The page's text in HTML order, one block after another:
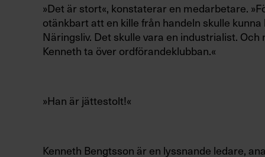
»Det är stort«, konstaterar en medarbetare.
otänkbart att en kille från handeln skulle
Näringsliv. Det skulle vara en industrialist.
Kenneth ta över ordförandeklubban.«
»Han är jättestolt!«
Kenneth Bengtsson är en lyssnande ledare,